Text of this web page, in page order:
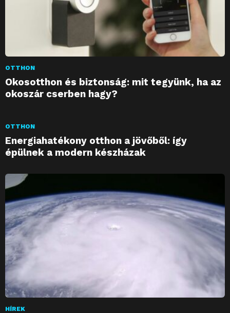
OTTHON
Okosotthon és biztonság: mit tegyünk, ha az
okoszár cserben hagy?
OTTHON
Energiahatékony otthon a jövőből: így
épülnek a modern készházak
HÍREK